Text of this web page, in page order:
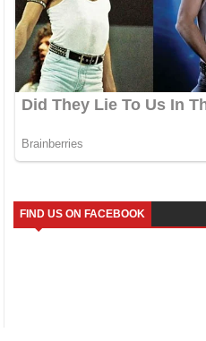
FIND US ON FACEBOOK